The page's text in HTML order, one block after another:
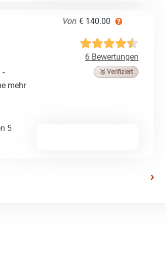
Von € 140.00
6 Bewertungen
🥉 Verifiziert
-
mehr
5
›